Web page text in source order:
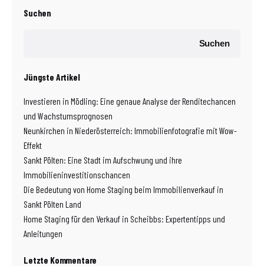
Suchen
Suchen
Jüngste Artikel
Investieren in Mödling: Eine genaue Analyse der Renditechancen
und Wachstumsprognosen
Neunkirchen in Niederösterreich: Immobilienfotografie mit Wow-
Effekt
Sankt Pölten: Eine Stadt im Aufschwung und ihre
Immobilieninvestitionschancen
Die Bedeutung von Home Staging beim Immobilienverkauf in
Sankt Pölten Land
Home Staging für den Verkauf in Scheibbs: Expertentipps und
Anleitungen
Letzte Kommentare